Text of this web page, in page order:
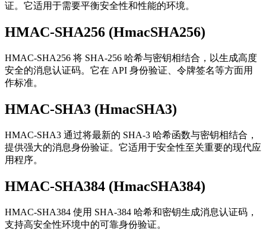
证。它适用于需要平衡安全性和性能的环境。
HMAC-SHA256 (HmacSHA256)
HMAC-SHA256 将 SHA-256 哈希与密钥相结合，以生成高度
安全的消息认证码。它在 API 身份验证、令牌签名等方面用
作标准。
HMAC-SHA3 (HmacSHA3)
HMAC-SHA3 通过将最新的 SHA-3 哈希函数与密钥相结合，
提供强大的消息身份验证。它适用于安全性至关重要的现代应
用程序。
HMAC-SHA384 (HmacSHA384)
HMAC-SHA384 使用 SHA-384 哈希和密钥生成消息认证码，
支持高安全性环境中的可靠身份验证。